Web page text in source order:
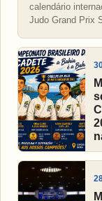
calendário
Judo Grand Prix